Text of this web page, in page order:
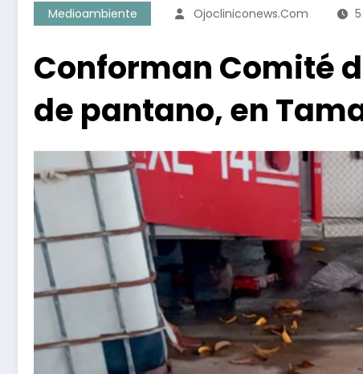
Medioambiente Ojocliniconews.com
Conforman Comité
de pantano, en